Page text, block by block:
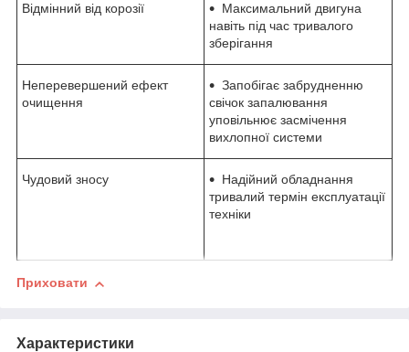
Відмінний від корозії
Максимальний двигуна
навіть під час тривалого
зберігання
Неперевершений ефект
очищення
Запобігає забрудненню
свічок запалювання
уповільнює засмічення
вихлопної системи
Чудовий зносу
Надійний обладнання
тривалий термін експлуатації
техніки
Приховати
Характеристики